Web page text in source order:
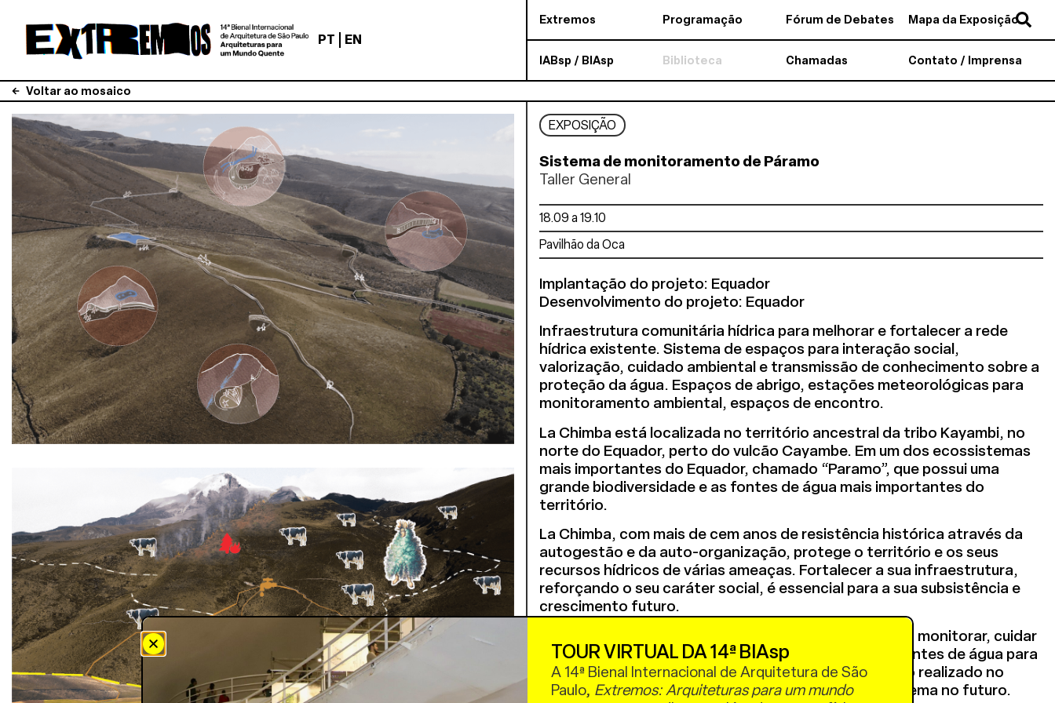
PT EN
Extremos Programação Fórum de Debates Mapa da Exposição
IABsp / BIAsp Biblioteca Chamadas Contato / Imprensa
Voltar ao mosaico
EXPOSIÇÃO
Sistema de monitoramento de Páramo
Taller General
18.09 a 19.10
Pavilhão da Oca
Implantação do projeto: Equador
Desenvolvimento do projeto: Equador
Infraestrutura comunitária hídrica para melhorar e fortalecer a rede
hídrica existente. Sistema de espaços para interação social,
valorização, cuidado ambiental e transmissão de conhecimento sobre a
proteção da água. Espaços de abrigo, estações meteorológicas para
monitoramento ambiental, espaços de encontro.
La Chimba está localizada no território ancestral da tribo Kayambi, no
norte do Equador, perto do vulcão Cayambe. Em um dos ecossistemas
mais importantes do Equador, chamado “Paramo”, que possui uma
grande biodiversidade e as fontes de água mais importantes do
território.
La Chimba, com mais de cem anos de resistência histórica através da
autogestão e da auto-organização, protege o território e os seus
recursos hídricos de várias ameaças. Fortalecer a sua infraestrutura,
reforçando o seu caráter social, é essencial para a sua subsistência e
crescimento futuro.
A infraestrutura hídrica comunitária cria espaços para monitorar, cuidar
e educar sobre o território do páramo, que fornece fontes de água para
a vida. Dessa forma, a comunidade valoriza o trabalho realizado no
passado e fortalece os processos para manter o sistema no futuro.
TOUR VIRTUAL DA 14ª BIAsp
A 14ª Bienal Internacional de Arquitetura de São
Paulo, Extremos: Arquiteturas para um mundo